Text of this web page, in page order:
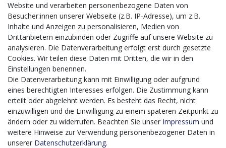
CMS-Softwaresystems zur digitalen Optimierung
von Geschäftsprozessen
Mit dem vorgenannten Projekt, welches im Zeitraum vom
20.12.2023 bis zum 29.02.2024 im Rahmen des
Förderprogrammes Digitalisierung Zuschuss EFRE 2021
bis 2027 umgesetzt wird, möchten wir in die Anschaffung
eines Content-Management-Systems (CMS-
Softwaresystem) investieren, um unseren Online-Shop
künftig selbst verwalten zu können. Diese Software dient
der effizienteren gemeinschaftlichen Erstellung,
Bearbeitung, Organisation und Darstellung digitaler
Inhalte (Content) in unserem Unternehmen. Dies ist
insbesondere für den Vertrieb von Bedeutung. Bisher
Website und verarbeiten personenbezogene Daten von
Besucher:innen unserer Webseite (z.B. IP-Adresse), um z.B.
Inhalte und Anzeigen zu personalisieren, Medien von
Drittanbietern einzubinden oder Zugriffe auf unsere Website zu
analysieren. Die Datenverarbeitung erfolgt erst durch gesetzte
Cookies. Wir teilen diese Daten mit Dritten, die wir in den
Einstellungen benennen.
Die Datenverarbeitung kann mit Einwilligung oder aufgrund
eines berechtigten Interesses erfolgen. Die Zustimmung kann
erteilt oder abgelehnt werden. Es besteht das Recht, nicht
einzuwilligen und die Einwilligung zu einem späteren Zeitpunkt zu
ändern oder zu widerrufen. Beachten Sie unser Impressum und
weitere Hinweise zur Verwendung personenbezogener Daten in
unserer Daten­schutz­erklärung.